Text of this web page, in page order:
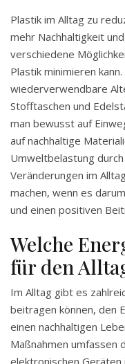
Plastik im Alltag zu
mehr Nachhaltigkeit
verschiedene
Plastik minimieren
wiederverwendbare
Stofftaschen und
man bewusst auf
auf nachhaltige
Umweltbelastung
Veränderungen im
machen, wenn es
und einen positiven
Welche
für den
Im Alltag gibt es
beitragen können, den
einen nachhaltigen
Maßnahmen umfassen